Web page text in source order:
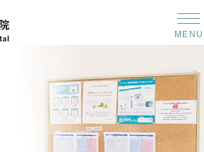
MENU